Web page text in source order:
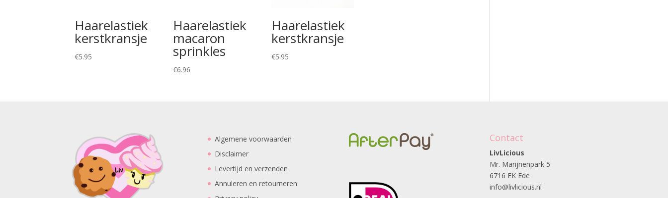
Haarelastiek
kerstkransje
€5.95
Haarelastiek
macaron
sprinkles
€6.96
Haarelastiek
kerstkransje
€5.95
Algemene voorwaarden
Disclaimer
Levertijd en verzenden
Annuleren en retourneren
Contact
LivLicious
Mr. Marijnenpark 5
6716 EK Ede
info@livlicious.nl